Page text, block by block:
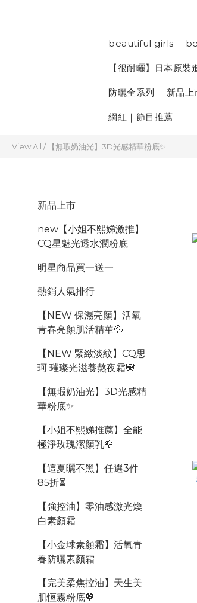
beautiful girls
【很耐曬】日本原裝
防曬全系列 新品上
網紅｜節目推薦
View All / 【無瑕奶油光】3D光感精華粉底✨
新品上市
new【小姐不熙娣激推】
CQ星魅光透水潤粉底
明星商品買一送一
熱銷人氣排行
【NEW 保濕亮顏】活氧
青春亮顏肌活精華💦
【NEW 緊緻淡紋】CQ思
珂 璀璨光滋養熬夜霜🐼
【無瑕奶油光】3D光感精
華粉底✨
【小姐不熙娣推薦】全能
極淨玫瑰潔顏乳🌹
【這夏曬不黑】任選3件
85折⏳
【強控油】零油感激光煥
白素顏霜
【小金球素顏霜】活氧青
春防曬素顏霜
【完美柔焦控油】天生美
肌恆霧粉底💖